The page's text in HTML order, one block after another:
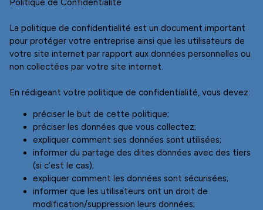
préciser le but de cette politique;
préciser les données que vous collectez;
expliquer comment ses données sont utilisées;
informer du partage des dites données avec des tiers
(si c’est le cas);
expliquer comment les données sont sécurisées;
informer que les utilisateurs ont un droit de
modification/suppression leurs données;